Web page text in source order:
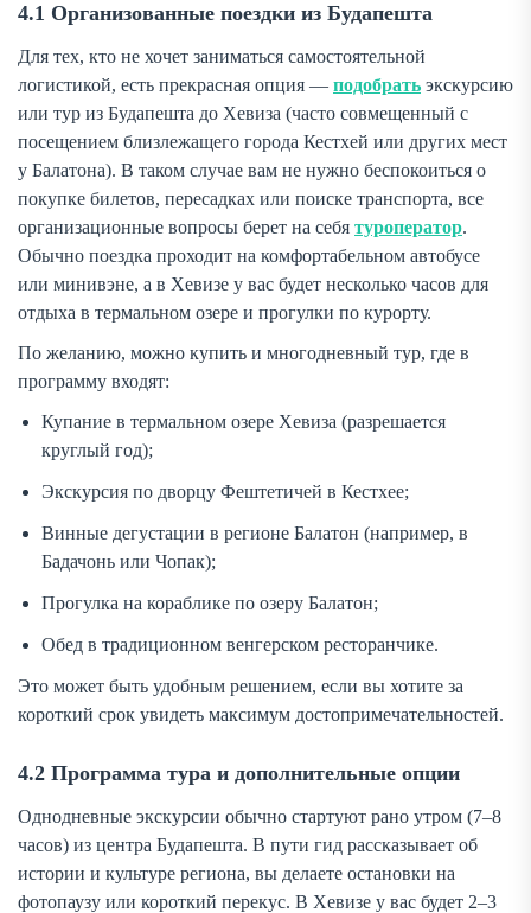
4.1 Организованные поездки из Будапешта
Для тех, кто не хочет заниматься самостоятельной
логистикой, есть прекрасная опция — подобрать экскурсию
или тур из Будапешта до Хевиза (часто совмещенный с
посещением близлежащего города Кестхей или других мест
у Балатона). В таком случае вам не нужно беспокоиться о
покупке билетов, пересадках или поиске транспорта, все
организационные вопросы берет на себя туроператор.
Обычно поездка проходит на комфортабельном автобусе
или минивэне, а в Хевизе у вас будет несколько часов для
отдыха в термальном озере и прогулки по курорту.
По желанию, можно купить и многодневный тур, где в
программу входят:
Купание в термальном озере Хевиза (разрешается
круглый год);
Экскурсия по дворцу Фештетичей в Кестхее;
Винные дегустации в регионе Балатон (например, в
Бадачонь или Чопак);
Прогулка на кораблике по озеру Балатон;
Обед в традиционном венгерском ресторанчике.
Это может быть удобным решением, если вы хотите за
короткий срок увидеть максимум достопримечательностей.
4.2 Программа тура и дополнительные опции
Однодневные экскурсии обычно стартуют рано утром (7–8
часов) из центра Будапешта. В пути гид рассказывает об
истории и культуре региона, вы делаете остановки на
фотопаузу или короткий перекус. В Хевизе у вас будет 2–3